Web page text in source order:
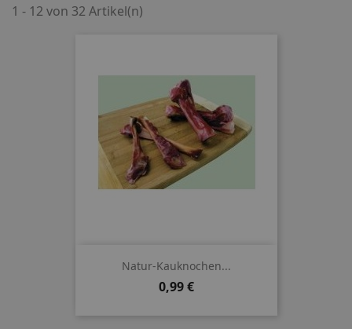
1 - 12 von 32 Artikel(n)
Natur-Kauknochen...
Preis
0,99 €